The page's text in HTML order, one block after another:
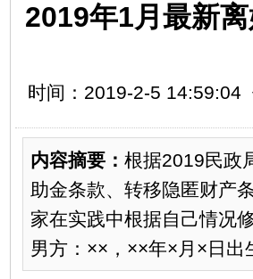
2019年1月最新
时间：2019-2-5
内容摘要： 根据2019民政
助金条款、转移隐匿财产
家在实践中根据自己情况
男方：××，××年×月×日出